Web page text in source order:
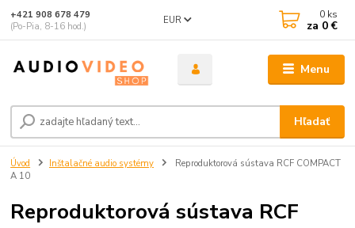
Menu
EUR
Hľadať
+421 908 678 479
(Po-Pia, 8-16 hod.)
0 ks
za 0 €
Úvod Inštalačné audio systémy
Reproduktorová sústava RCF COMPACT
A 10
Reproduktorová sústava RCF